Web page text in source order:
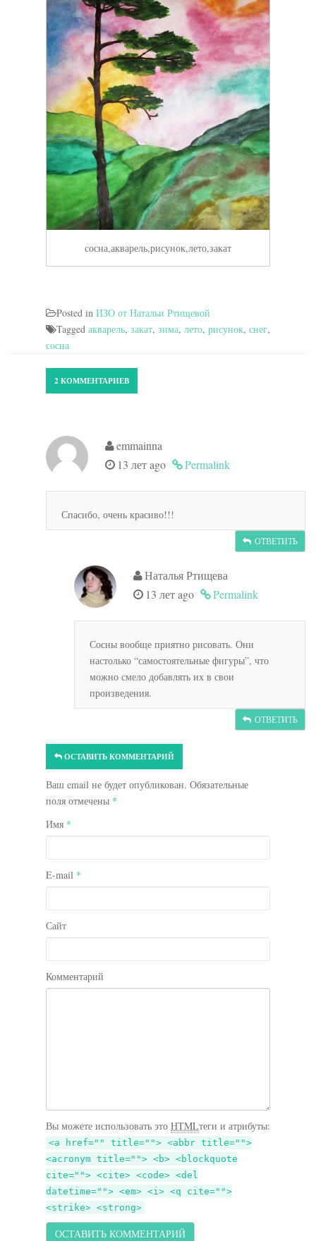
сосна,акварель,рисунок,лето,закат
Posted in ИЗО от Натальи Ртищевой
Tagged акварель, закат, зима, лето, рисунок, снег,
сосна
2 КОММЕНТАРИЕВ
emmainna
13 лет ago
Permalink
Спасибо, очень красиво!!!
ОТВЕТИТЬ
Наталья Ртищева
13 лет ago
Permalink
Сосны вообще приятно рисовать. Они
настолько “самостоятельные фигуры”, что
можно смело добавлять их в свои
произведения.
ОТВЕТИТЬ
ОСТАВИТЬ КОММЕНТАРИЙ
Ваш email не будет опубликован. Обязательные
поля отмечены *
Имя *
E-mail *
Сайт
Комментарий
Вы можете использовать это HTMLтеги и атрибуты:
<a href="" title=""> <abbr title="">
<acronym title=""> <b> <blockquote
cite=""> <cite> <code> <del
datetime=""> <em> <i> <q cite="">
<strike> <strong>